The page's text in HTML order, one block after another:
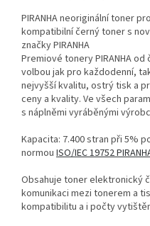
PIRANHA neoriginální toner
kompatibilní černý toner s
značky PIRANHA
Premiové tonery PIRANHA
volbou jak pro každodenní,
nejvyšší kvalitu, ostrý tisk a
ceny a kvality. Ve všech
s náplněmi vyráběnými
Kapacita: 7.400 stran při 5%
normou ISO/IEC 19752
Obsahuje toner elektronický
komunikaci mezi tonerem a
kompatibilitu a i počty